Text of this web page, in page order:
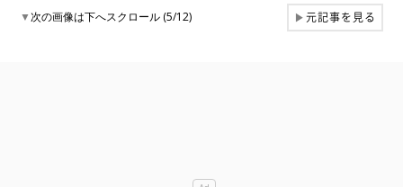
▼次の画像は下へスクロール (5/12) ▶元記事を見る